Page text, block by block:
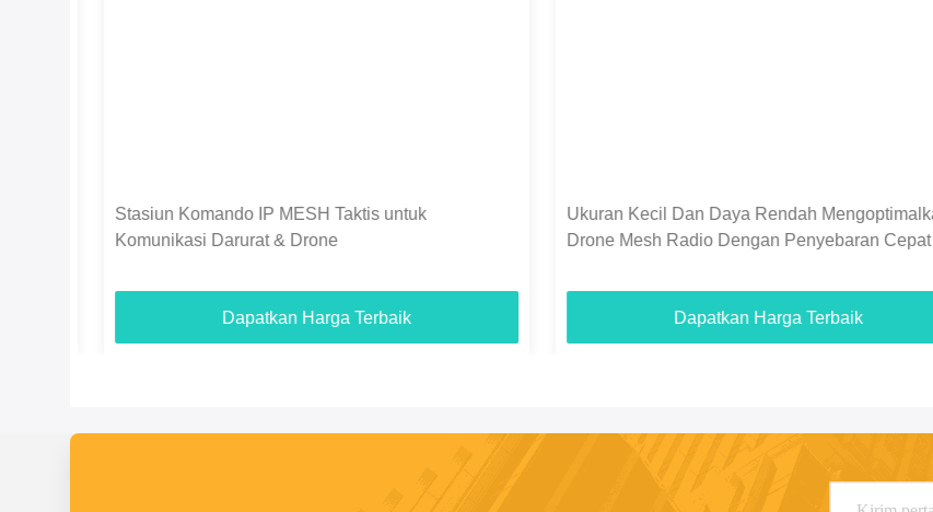
Stasiun Komando IP MESH Taktis untuk
Komunikasi Darurat & Drone
Dapatkan Harga Terbaik
Ukuran Kecil Dan Daya Rendah Mengoptimalkan
Drone Mesh Radio Dengan Penyebaran Cepat Dan
Dapatkan Harga Terbaik